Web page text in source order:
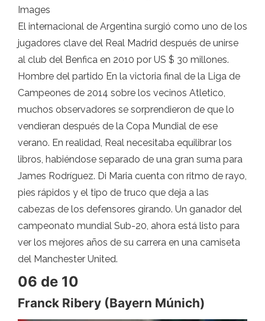
Images
El internacional de Argentina surgió como uno de los
jugadores clave del Real Madrid después de unirse
al club del Benfica en 2010 por US $ 30 millones.
Hombre del partido En la victoria final de la Liga de
Campeones de 2014 sobre los vecinos Atletico,
muchos observadores se sorprendieron de que lo
vendieran después de la Copa Mundial de ese
verano. En realidad, Real necesitaba equilibrar los
libros, habiéndose separado de una gran suma para
James Rodríguez. Di Maria cuenta con ritmo de rayo,
pies rápidos y el tipo de truco que deja a las
cabezas de los defensores girando. Un ganador del
campeonato mundial Sub-20, ahora está listo para
ver los mejores años de su carrera en una camiseta
del Manchester United.
06 de 10
Franck Ribery (Bayern Múnich)